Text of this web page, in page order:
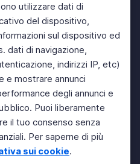
utilizzare dati di
del dispositivo,
sul dispositivo ed
dati di navigazione,
indirizzi IP, etc)
e mostrare annunci
degli annunci e
Puoi liberamente
il tuo consenso senza
Per saperne di più
sui cookie.